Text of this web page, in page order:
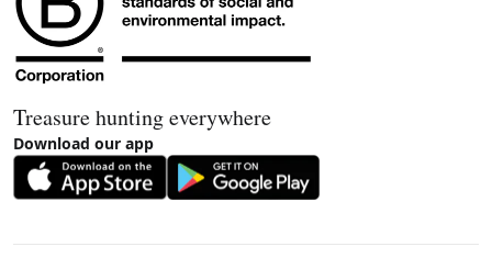
Treasure hunting everywhere
Download our app